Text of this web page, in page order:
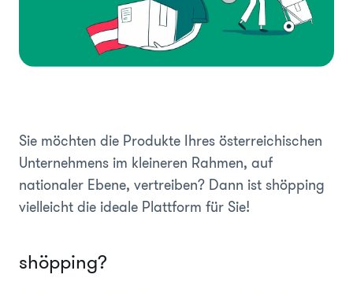
Sie möchten die Produkte Ihres österreichischen
Unternehmens im kleineren Rahmen, auf
nationaler Ebene, vertreiben? Dann ist shöpping
vielleicht die ideale Plattform für Sie!
shöpping?